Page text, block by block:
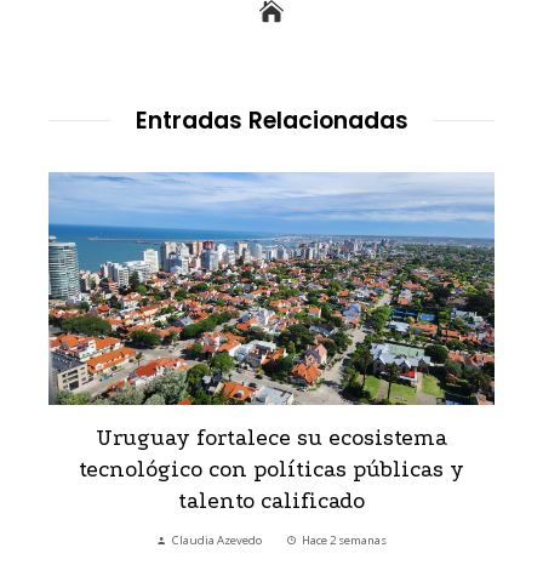
Entradas Relacionadas
Uruguay fortalece su ecosistema
tecnológico con políticas públicas y
talento calificado
Claudia Azevedo Hace 2 semanas